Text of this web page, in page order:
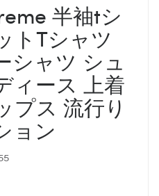
半袖tシ
トTシャツ
シャツ シュ
ィース 上着
プス 流行り
ョン